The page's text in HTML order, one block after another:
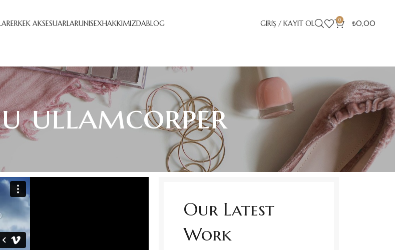
ERKEK AKSESUARLARUNISEXHAKKIMIZDABLOG GIRIŞ / KAYIT OL 0 ₺0,00
ullamcorper
Our Latest
Work